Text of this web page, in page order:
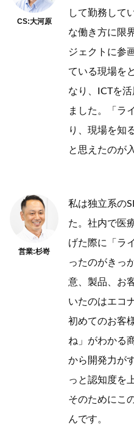
CS:大河原
して勤務して
な働き方に限
ジェクトに参
ている現場を
なり、ICTを
ました。「ラ
り、現場を知
と思えたのが
営業:杉嵜
私は独立系の
た。社内で医
げた際に「ラ
ったのがきっ
意、製品、お
いたのはエコ
初めてのお客
ね」がわかる
から開発力が
っと認知度を
そのためにこ
んです。